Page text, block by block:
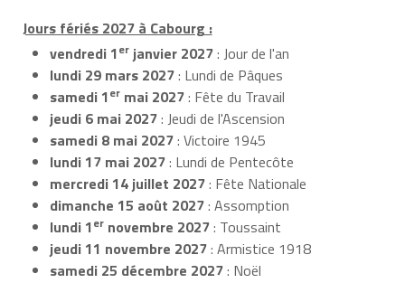
Jours fériés 2027 à Cabourg :
vendredi 1er janvier 2027: Jour de l'an
lundi 29 mars 2027: Lundi de Pâques
samedi 1er mai 2027: Fête du Travail
jeudi 6 mai 2027: Jeudi de l'Ascension
samedi 8 mai 2027: Victoire 1945
lundi 17 mai 2027: Lundi de Pentecôte
mercredi 14 juillet 2027: Fête Nationale
dimanche 15 août 2027: Assomption
lundi 1er novembre 2027: Toussaint
jeudi 11 novembre 2027: Armistice 1918
samedi 25 décembre 2027: Noël